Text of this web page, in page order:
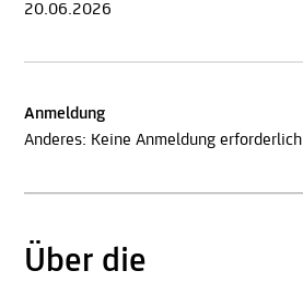
20.06.2026
Anmeldung
Anderes: Keine Anmeldung erforderlich
Über die